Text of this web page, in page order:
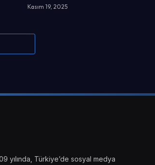
Kasım 19, 2025
yılında, Türkiye’de sosyal medya